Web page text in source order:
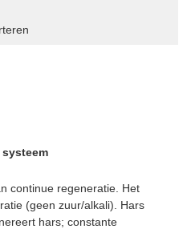
systeem
continue regeneratie. Het
(geen zuur/alkali). Hars
hars; constante